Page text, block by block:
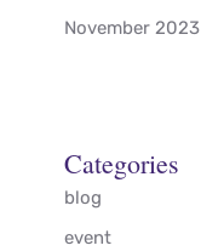
November 2023
Categories
blog
event